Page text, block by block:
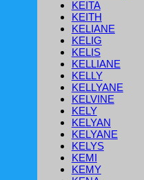
KEITA
KEITH
KELIANE
KELIG
KELIS
KELLIANE
KELLY
KELLYANE
KELVINE
KELY
KELYAN
KELYANE
KELYS
KEMI
KEMY